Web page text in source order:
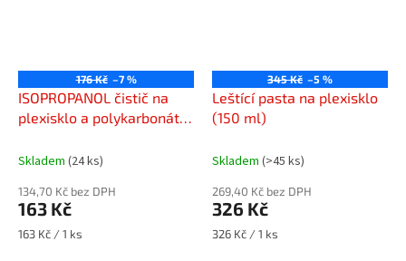
176 Kč –7 %
ISOPROPANOL čistič na
plexisklo a polykarbonát
Skladem (24 ks)
134,70 Kč bez DPH
163 Kč
Měrná
163 Kč / 1 ks
345 Kč –5 %
Leštící pasta na plexisklo
(150 ml)
Skladem (>45 ks)
269,40 Kč bez DPH
326 Kč
Měrná
326 Kč / 1 ks